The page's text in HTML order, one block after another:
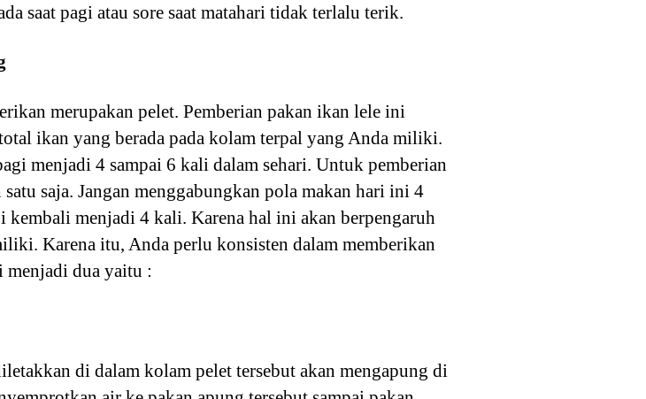
saat pagi atau sore saat matahari tidak terlalu terik.
merupakan pelet. Pemberian pakan ikan lele ini
ikan yang berada pada kolam terpal yang Anda miliki.
menjadi 4 sampai 6 kali dalam sehari. Untuk pemberian
saja. Jangan menggabungkan pola makan hari ini 4
menjadi 4 kali. Karena hal ini akan berpengaruh
Karena itu, Anda perlu konsisten dalam memberikan
menjadi dua yaitu :
di dalam kolam pelet tersebut akan mengapung di